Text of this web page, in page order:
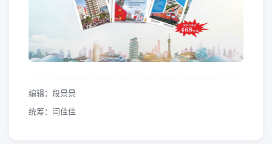
编辑：段景景
统筹：闫佳佳